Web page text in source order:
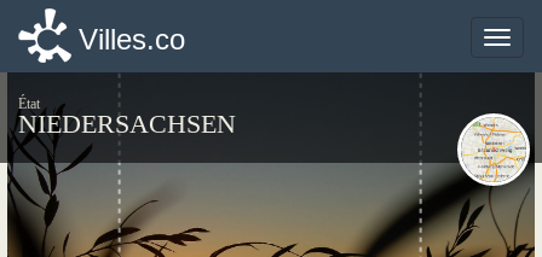
Toggle
Villes.co
État
NIEDERSACHSEN
Toggle
Villes.co